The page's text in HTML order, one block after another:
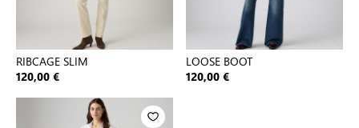
RIBCAGE SLIM
120,00 €
LOOSE BOOT
120,00 €